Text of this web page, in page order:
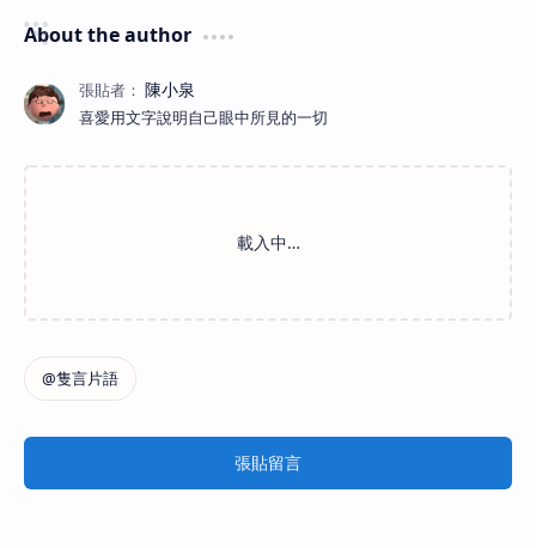
About the author
喜愛用文字說明自己眼中所見的一切
張貼留言